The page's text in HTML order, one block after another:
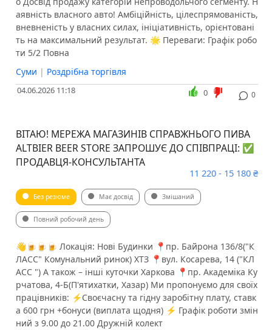
аявність власного авто! Амбіційність, цілеспрямованість,
вневненість у власних силах, ініціативність, орієнтовані
ть на максимальний результат. 🌟 Переваги: Графік робо
ти 5/2 Повна
Суми | Роздрібна торгівля
04.06.2026 11:18 0
0
ВІТАЮ! МЕРЕЖА МАГАЗИНІВ СПРАВЖНЬОГО ПИВА
ALTBIER BEER STORE ЗАПРОШУЄ ДО СПІВПРАЦІ: ✅
ПРОДАВЦЯ-КОНСУЛЬТАНТА
11 220 - 15 180 ₴
Без резюме Має досвід Змішаний
Повний робочий день
👋🍺🍺🍺 Локація: Нові Будинки 📍пр. Байрона 136/8("К
ЛАСС" Комунальний ринок) ХТЗ 📍вул. Косарева, 14 ("КЛ
АСС ") А також – інші куточки Харкова 📍пр. Академіка Ку
рчатова, 4-Б(П'ятихатки, Хазар) Ми пропонуємо для своїх
працівників: ⚡️Своєчасну та гідну заробітну плату, ставк
а 600 грн +бонуси (виплата щодня) ⚡️ Графік роботи змін
ний з 9.00 до 21.00 ️Дружній колект